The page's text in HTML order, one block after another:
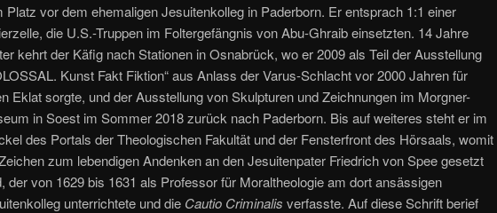
Platz vor dem ehemaligen Jesuitenkolleg in Paderborn. Er entsprach 1:1 einer
die U.S.-Truppen im Foltergefängnis von Abu-Ghraib einsetzten. 14 Jahre
kehrt der Käfig nach Stationen in Osnabrück, wo er 2009 als Teil der Ausstellung
Kunst Fakt Fiktion“ aus Anlass der Varus-Schlacht vor 2000 Jahren für
Eklat sorgte, und der Ausstellung von Skulpturen und Zeichnungen im Morgner-
in Soest im Sommer 2018 zurück nach Paderborn. Bis auf weiteres steht er im
des Portals der Theologischen Fakultät und der Fensterfront des Hörsaals, womit
zum lebendigen Andenken an den Jesuitenpater Friedrich von Spee gesetzt
der von 1629 bis 1631 als Professor für Moraltheologie am dort ansässigen
unterrichtete und die Cautio Criminalis verfasste. Auf diese Schrift berief